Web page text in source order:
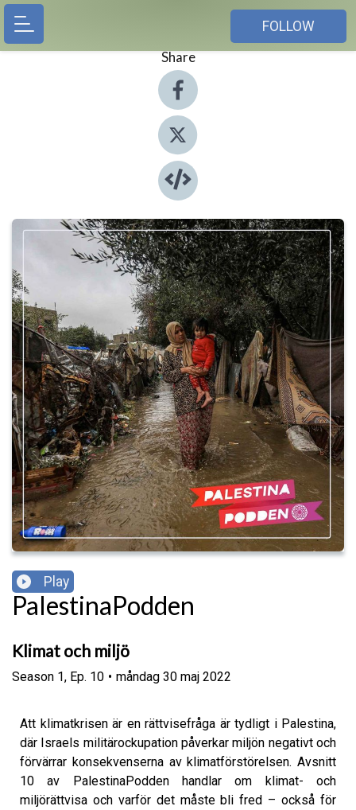
FOLLOW
Share
Play
PalestinaPodden
Klimat och miljö
Season 1, Ep. 10 • måndag 30 maj 2022
Att klimatkrisen är en rättvisefråga är tydligt i Palestina,
där Israels militärockupation påverkar miljön negativt och
förvärrar konsekvenserna av klimatförstörelsen. Avsnitt
10 av PalestinaPodden handlar om klimat- och
miljörättvisa och varför det måste bli fred – också för